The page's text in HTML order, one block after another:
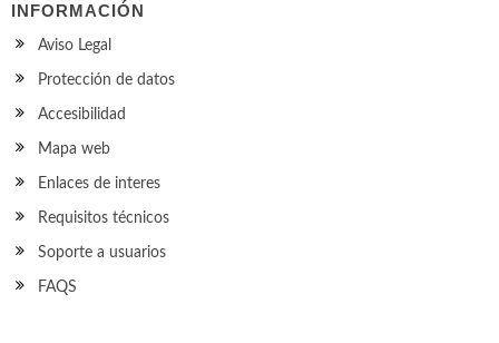
INFORMACIÓN
Aviso Legal
Protección de datos
Accesibilidad
Mapa web
Enlaces de interes
Requisitos técnicos
Soporte a usuarios
FAQS